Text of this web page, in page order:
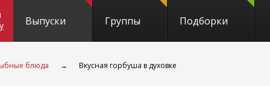
Выпуски Группы Подборки
блюда → Вкусная горбуша в духовке